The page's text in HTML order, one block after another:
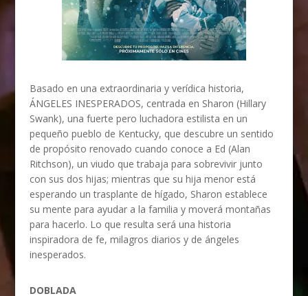
Basado en una extraordinaria y verídica historia,
ÁNGELES INESPERADOS, centrada en Sharon (Hillary
Swank), una fuerte pero luchadora estilista en un
pequeño pueblo de Kentucky, que descubre un sentido
de propósito renovado cuando conoce a Ed (Alan
Ritchson), un viudo que trabaja para sobrevivir junto
con sus dos hijas; mientras que su hija menor está
esperando un trasplante de hígado, Sharon establece
su mente para ayudar a la familia y moverá montañas
para hacerlo. Lo que resulta será una historia
inspiradora de fe, milagros diarios y de ángeles
inesperados.
DOBLADA